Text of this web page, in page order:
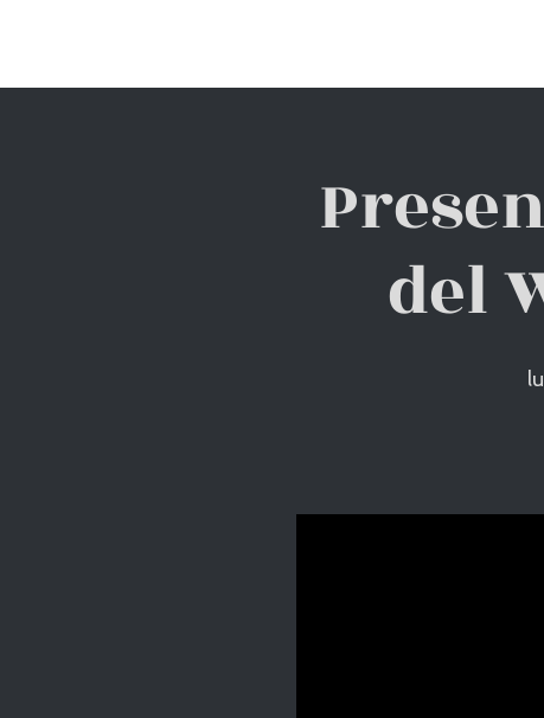
del